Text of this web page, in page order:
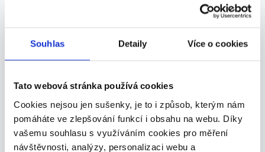
Souhlas Detaily Více o cookies
Tato webová stránka používá cookies
Cookies nejsou jen sušenky, je to i způsob, kterým nám
pomáháte ve zlepšování funkcí i obsahu na webu. Díky
vašemu souhlasu s využíváním cookies pro měření
návštěvnosti, analýzy, personalizaci webu a
Kontaktní osoba
Soňa Jakubková
Zobrazit kontakt